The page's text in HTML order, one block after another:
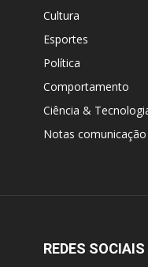
Cultura
Esportes
Política
Comportamento
Ciência &
Notas comunicação
REDES SOCIAIS